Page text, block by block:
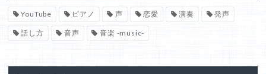
YouTube ピアノ 声 恋愛 演奏 発声
話し方 音声 音楽 -music-